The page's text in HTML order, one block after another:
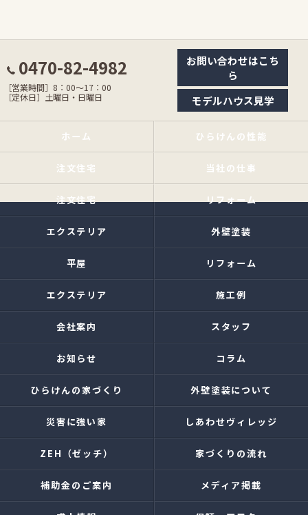
0470-82-4982
［営業時間］8：00〜17：00
［定休日］土曜日・日曜日
お問い合わせはこち
ら
モデルハウス見学
ホーム ひらけんの性能
注文住宅 当社の仕事
注文住宅 リフォーム
エクステリア 外壁塗装
平屋 リフォーム
エクステリア 施工例
会社案内 スタッフ
お知らせ コラム
ひらけんの家づくり 外壁塗装について
災害に強い家 しあわせヴィレッジ
ZEH（ゼッチ） 家づくりの流れ
補助金のご案内 メディア掲載